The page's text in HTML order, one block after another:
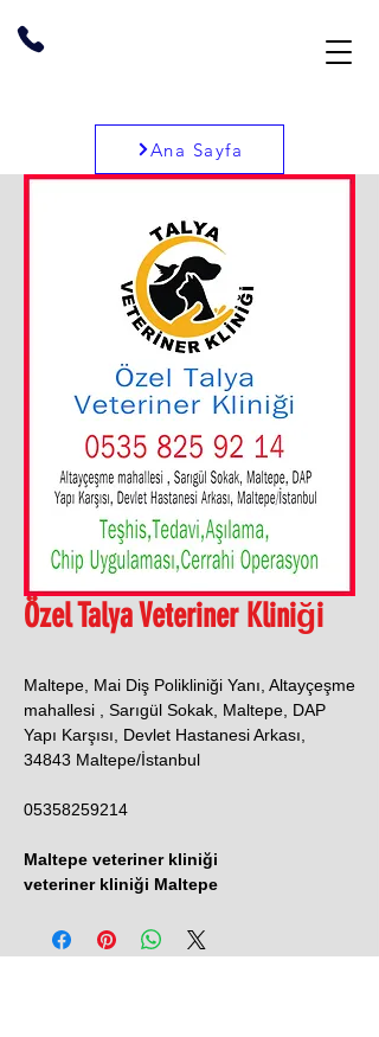
Ana Sayfa
Özel Talya Veteriner Kliniği
Maltepe, Mai Diş Polikliniği Yanı, Altayçeşme
mahallesi , Sarıgül Sokak, Maltepe, DAP
Yapı Karşısı, Devlet Hastanesi Arkası,
34843 Maltepe/İstanbul
05358259214
Maltepe veteriner kliniği
veteriner kliniği Maltepe